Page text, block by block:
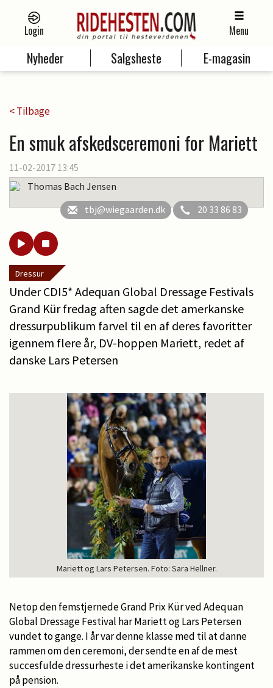
Login Menu
Nyheder Salgsheste E-magasin
< Tilbage
En smuk afskedsceremoni for Mariett
11-02-2017 13:45
Thomas Bach Jensen
tbj@wiegaarden.dk
20 33 86 83
Dressur
Under CDI5* Adequan Global Dressage Festivals
Grand Kür fredag aften sagde det amerkanske
dressurpublikum farvel til en af deres favoritter
igennem flere år, DV-hoppen Mariett, redet af
danske Lars Petersen
Mariett og Lars Petersen. Foto: Sara Hellner.
Netop den femstjernede Grand Prix Kür ved Adequan
Global Dressage Festival har Mariett og Lars Petersen
vundet to gange. I år var denne klasse med til at danne
rammen om den ceremoni, der sendte en af de mest
succesfulde dressurheste i det amerikanske kontingent
på pension.